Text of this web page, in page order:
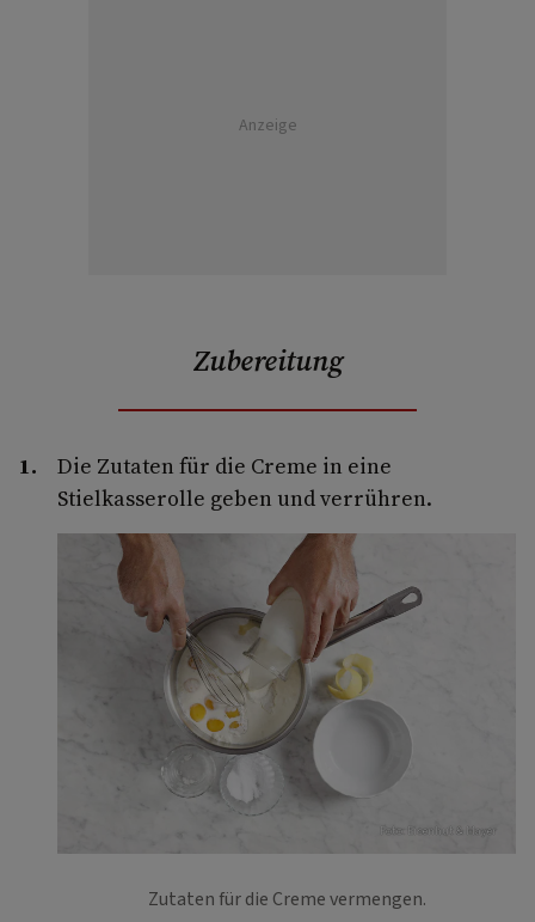
Anzeige
Zubereitung
Die Zutaten für die Creme in eine
Stielkasserolle geben und verrühren.
Foto: Eisenhut & Mayer
Zutaten für die Creme vermengen.